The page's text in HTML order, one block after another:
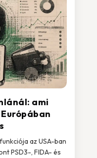
ami
az USA-ban
PSD3-, FIDA- és